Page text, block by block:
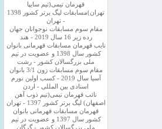
قهرمان تیمی(تیم سایپا
تهران)مسابقات لیگ برتر کشور 1398
- تهران
مقام سوم مسابقات نوجوانان جهان
رده زیر 16 سال 2019 - هند
نایب قهرمان مسابقات قهرمانی بانوان
کشور سال 1398 و عضویت در تیم
ملی بزرگسالان کشور - رشت
مقام سوم مسابقات زون 3/1 بانوان
آسیا سال 2019 - کسب اولین نورم
استادی بین المللی - اردن
نائب قهرمان تیمی(تیم ذوب آهن
اصفهان) لیگ برتر کشور 1397 - تهران
قهرمان مسابقات قهرمانی بانوان
کشور سال 1397 و عضویت در تیم
ملی بزرگسالان کشور - گرگان